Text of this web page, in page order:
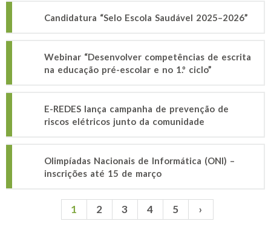
Candidatura “Selo Escola Saudável 2025–2026”
Webinar “Desenvolver competências de escrita
na educação pré-escolar e no 1.º ciclo”
E-REDES lança campanha de prevenção de
riscos elétricos junto da comunidade
Olimpíadas Nacionais de Informática (ONI) –
inscrições até 15 de março
1 2 3 4 5 ›